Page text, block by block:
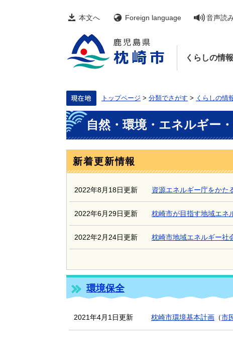
本文へ Foreign language 音声読
くらしの情報
トップページ > 分類でさがす > くらしの情
本
文
自然・環境・エネルギー
新着更新情報
2022年8月18日更新 資源エネルギー庁をかた
2022年6月29日更新 枕崎市が目指す地域エネ
2022年2月24日更新 枕崎市地域エネルギー社
環境保全
2021年4月1日更新 枕崎市環境基本計画 （市